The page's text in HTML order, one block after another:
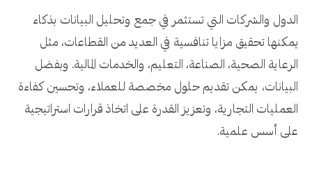
الدول والشركات التي تستثمر في جمع وتحليل البيانات بذكاء
يمكنها تحقيق مزايا تنافسية في العديد من القطاعات، مثل
الرعاية الصحية، الصناعة، التعليم، والخدمات المالية. وبفضل
البيانات، يمكن تقديم حلول مخصصة للعملاء، وتحسين كفاءة
العمليات التجارية، وتعزيز القدرة على اتخاذ قرارات استراتيجية
على أسس علمية.